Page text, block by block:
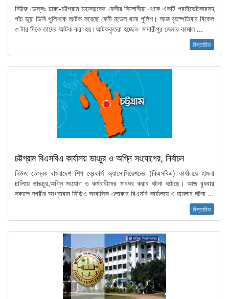
নিউজ ডেস্কঃ ঢাকা-চট্টগ্রাম মহাসড়কের ফেনীর সিলোনীয়া থেকে একটি প্রাইভেটকারসহ
পাঁচ ভুয়া ডিবি পুলিশকে আটক করেছে ফেনী মডেল থানা পুলিশ। আজ বৃহস্পতিবার বিকেল
৩ টার দিকে তাদের আটক করা হয়।আটককৃতরা হচ্ছেন- মাদারীপুর জেলার কামাল ...
বিস্তারিত
চট্টগ্রাম বিএসবিএ কার্যালয় ভাংচুর ও অগ্নি সংযোগের, নির্বাচন
নিউজ ডেস্কঃ বাংলাদেশ শিপ ব্রেকার্স অ্যাসোসিয়েশনের (বিএসবিএ) কার্যালয়ে হামলা
চালিয়ে ভাঙচুর,অগ্নি সংযোগ ও কর্মচারীদের মারধর করার ঘটনা ঘটেছে। আজ বুধবার
সকালে নগরীর আগ্রাবাদ সিডিএ আবাসিক এলাকার বিএসবি কার্যালয়ে এ হামলার ঘটনা ...
বিস্তারিত